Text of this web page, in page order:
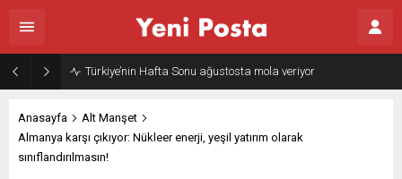
Gazze’nin geleceği: Teknokratik kontrol mü, kolonializm mi?
Anasayfa
Alt Manşet
Almanya karşı çıkıyor: Nükleer enerji, yeşil yatırım olarak
sınıflandırılmasın!